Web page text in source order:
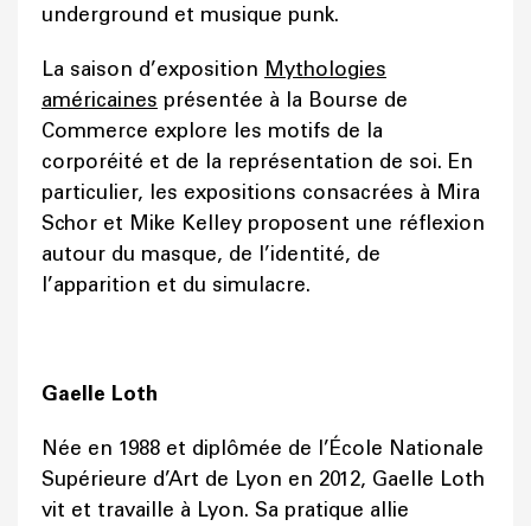
underground et musique punk.
La saison d’exposition Mythologies
américaines présentée à la Bourse de
Commerce explore les motifs de la
corporéité et de la représentation de soi. En
particulier, les expositions consacrées à Mira
Schor et Mike Kelley proposent une réflexion
autour du masque, de l’identité, de
l’apparition et du simulacre.
Gaelle Loth
Née en 1988 et diplômée de l’École Nationale
Supérieure d’Art de Lyon en 2012, Gaelle Loth
vit et travaille à Lyon. Sa pratique allie